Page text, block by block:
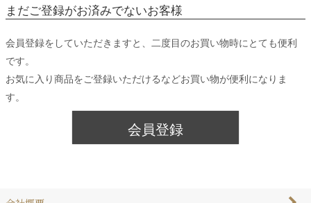
まだご登録がお済みでないお客様
会員登録をしていただきますと、二度目のお買い物時にとても便利
です。
お気に入り商品をご登録いただけるなどお買い物が便利になりま
す。
会員登録